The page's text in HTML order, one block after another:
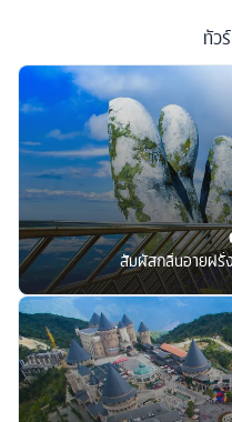
ทัวร์
สัมผัสกลิ่นอายฝรั่